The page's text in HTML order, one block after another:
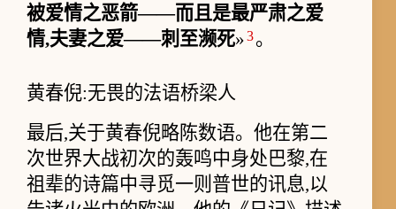
被爱情之恶箭——而且是最严肃之爱
情,夫妻之爱——刺至濒死»3。
黄春倪:无畏的法语桥梁人
最后,关于黄春倪略陈数语。他在第二
次世界大战初次的轰鸣中身处巴黎,在
祖辈的诗篇中寻觅一则普世的讯息,以